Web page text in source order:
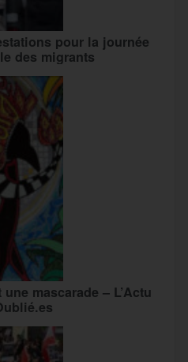
pour la journée
des migrants
mascarade – L’Actu